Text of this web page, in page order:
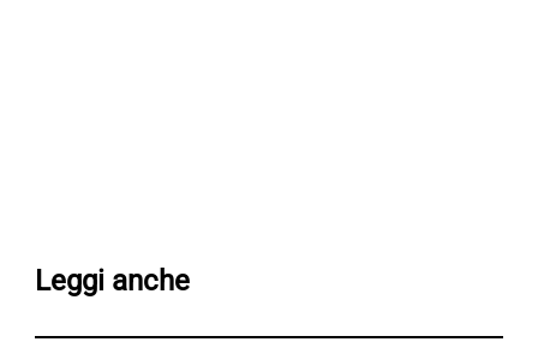
Leggi anche